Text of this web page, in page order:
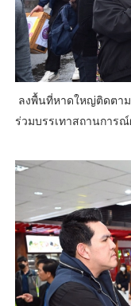
ลงพื้นที่หาดใหญ่ติดตา
ร่วมบรรเทาสถานการ